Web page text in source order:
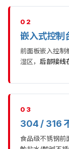
02
嵌入式控制
前面板嵌入控制
湿区， 后部接线
03
304 / 316
食品级不锈钢前